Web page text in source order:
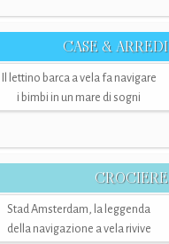
CASE & ARREDI
Il lettino barca a vela fa navigare
i bimbi in un mare di sogni
CROCIERE
Stad Amsterdam, la leggenda
della navigazione a vela rivive